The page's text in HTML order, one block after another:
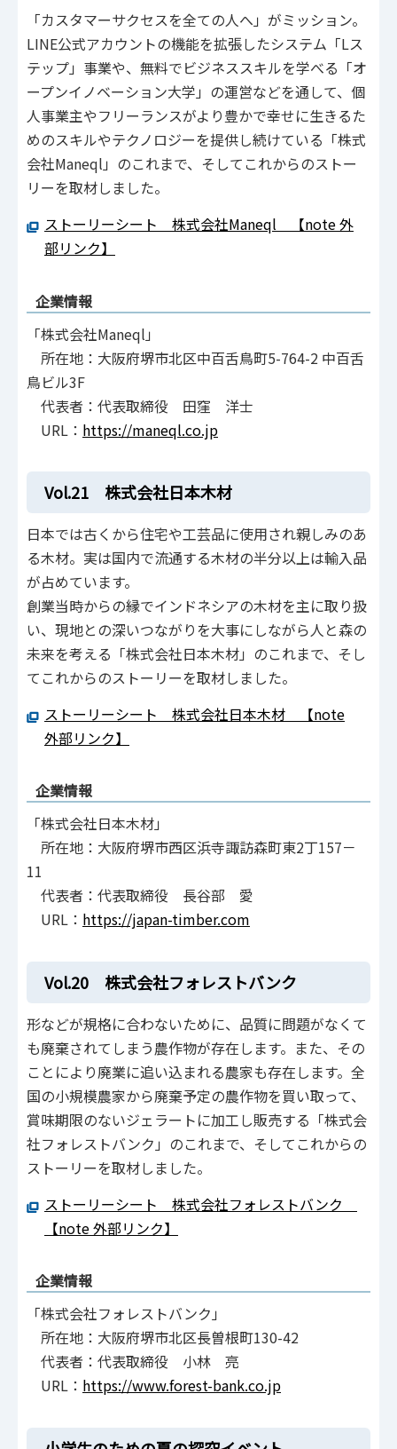
「カスタマーサクセスを全ての人へ」がミッション。
LINE公式アカウントの機能を拡張したシステム「Lス
テップ」事業や、無料でビジネススキルを学べる「オ
ープンイノベーション大学」の運営などを通して、個
人事業主やフリーランスがより豊かで幸せに生きるた
めのスキルやテクノロジーを提供し続けている「株式
会社Maneql」のこれまで、そしてこれからのストー
リーを取材しました。
ストーリーシート 株式会社Maneql 【note 外
部リンク】
企業情報
「株式会社Maneql」
所在地：大阪府堺市北区中百舌鳥町5-764-2 中百舌
鳥ビル3F
代表者：代表取締役 田窪 洋士
URL： https://maneql.co.jp
Vol.21 株式会社日本木材
日本では古くから住宅や工芸品に使用され親しみのあ
る木材。実は国内で流通する木材の半分以上は輸入品
が占めています。
創業当時からの縁でインドネシアの木材を主に取り扱
い、現地との深いつながりを大事にしながら人と森の
未来を考える「株式会社日本木材」のこれまで、そし
てこれからのストーリーを取材しました。
ストーリーシート 株式会社日本木材 【note
外部リンク】
企業情報
「株式会社日本木材」
所在地：大阪府堺市西区浜寺諏訪森町東2丁157－
11
代表者：代表取締役 長谷部 愛
URL： https://japan-timber.com
Vol.20 株式会社フォレストバンク
形などが規格に合わないために、品質に問題がなくて
も廃棄されてしまう農作物が存在します。また、その
ことにより廃業に追い込まれる農家も存在します。全
国の小規模農家から廃棄予定の農作物を買い取って、
賞味期限のないジェラートに加工し販売する「株式会
社フォレストバンク」のこれまで、そしてこれからの
ストーリーを取材しました。
ストーリーシート 株式会社フォレストバンク
【note 外部リンク】
企業情報
「株式会社フォレストバンク」
所在地：大阪府堺市北区長曽根町130-42
代表者：代表取締役 小林 亮
URL： https://www.forest-bank.co.jp